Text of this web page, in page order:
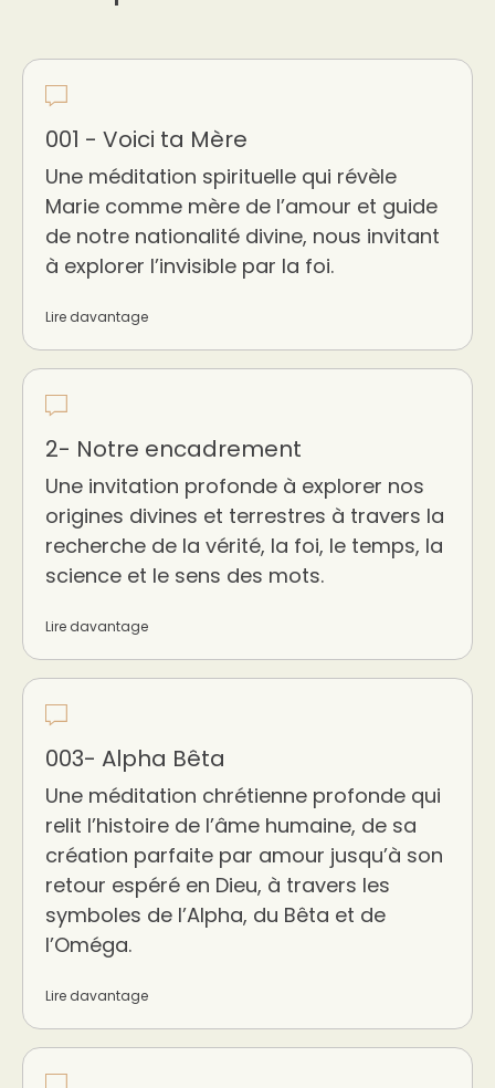
001 - Voici ta Mère
Une méditation spirituelle qui révèle
Marie comme mère de l’amour et guide
de notre nationalité divine, nous invitant
à explorer l’invisible par la foi.
Lire davantage
2- Notre encadrement
Une invitation profonde à explorer nos
origines divines et terrestres à travers la
recherche de la vérité, la foi, le temps, la
science et le sens des mots.
Lire davantage
003- Alpha Bêta
Une méditation chrétienne profonde qui
relit l’histoire de l’âme humaine, de sa
création parfaite par amour jusqu’à son
retour espéré en Dieu, à travers les
symboles de l’Alpha, du Bêta et de
l’Oméga.
Lire davantage